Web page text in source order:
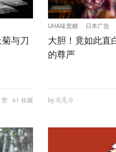
与刀
赞 61 收藏
UHA味觉糖 日本广告
大胆！竟如此直
的尊严
by 毛毛.G